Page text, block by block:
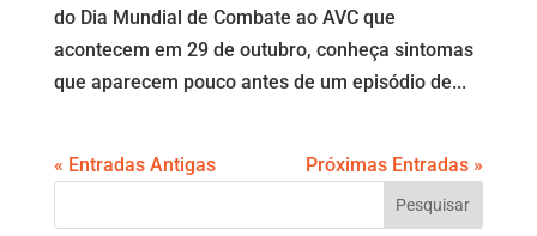
do Dia Mundial de Combate ao AVC que
acontecem em 29 de outubro, conheça sintomas
que aparecem pouco antes de um episódio de...
« Entradas Antigas Próximas Entradas »